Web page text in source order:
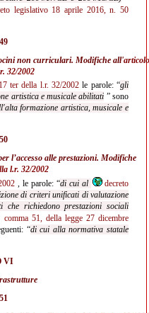
legislativo 18 aprile 2016, n. 50
non curriculari. Modifiche all'articolo
32/2002
ter della l.r. 32/2002 le parole: “gli
artistica e musicale abilitati ” sono
formazione artistica, musicale e
l’accesso alle prestazioni. Modifiche
l.r. 32/2002
, le parole: “di cui al
decreto
di criteri unificati di valutazione
che richiedono prestazioni sociali
comma 51, della legge 27 dicembre
“di cui alla normativa statale
VI